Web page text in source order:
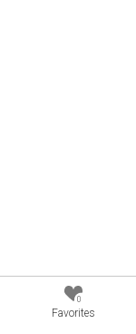
0
Favorites